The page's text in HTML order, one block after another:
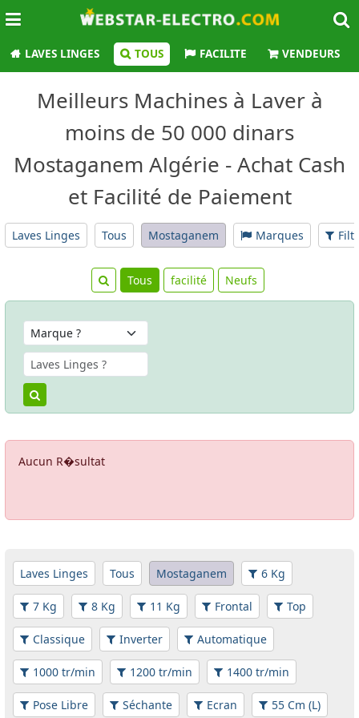
LAVES LINGES TOUS FACILITE VENDEURS
Meilleurs Machines à Laver à
moins de 50 000 dinars
Mostaganem Algérie - Achat Cash
et Facilité de Paiement
Laves Linges Tous Mostaganem Marques
Tous facilité Neufs
Aucun R�sultat
Laves Linges Tous Mostaganem 6 Kg
7 Kg 8 Kg 11 Kg Frontal Top
Classique Inverter Automatique
1000 tr/min 1200 tr/min 1400 tr/min
Pose Libre Séchante Ecran 55 Cm (L)